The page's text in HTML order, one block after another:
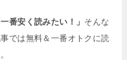
番安く読みたい！」 そんな
では無料＆一番オトクに読